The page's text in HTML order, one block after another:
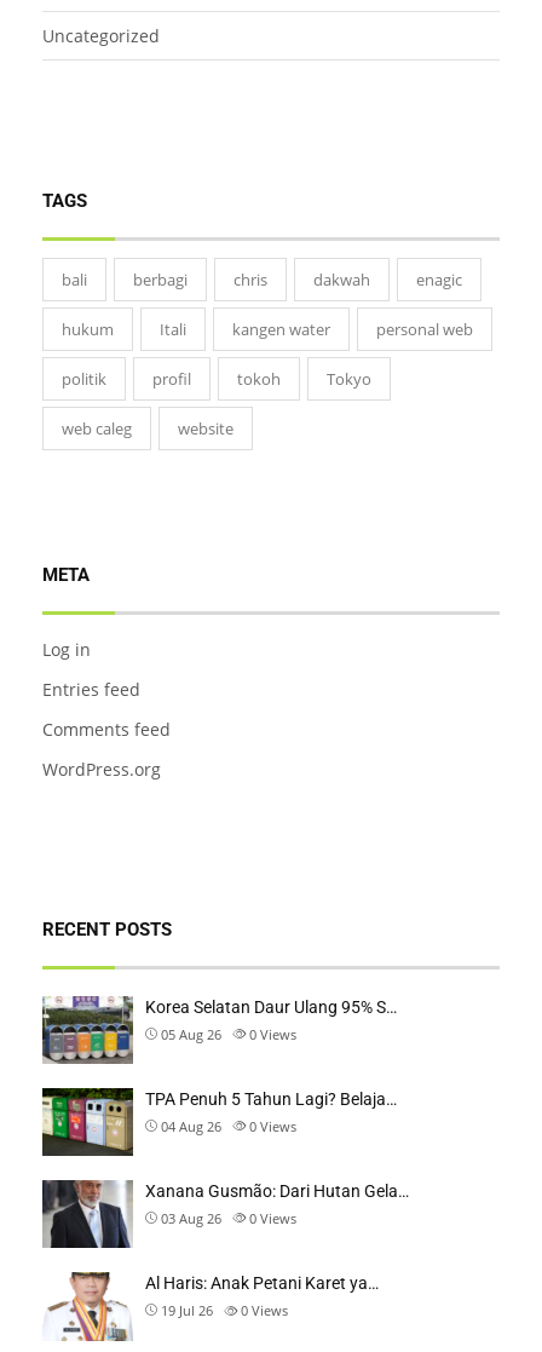
Uncategorized
TAGS
bali berbagi chris dakwah enagic
hukum Itali kangen water personal web
politik profil tokoh Tokyo
web caleg website
META
Log in
Entries feed
Comments feed
WordPress.org
RECENT POSTS
Korea Selatan Daur Ulang 95% S…
05 Aug 26 0 Views
TPA Penuh 5 Tahun Lagi? Belaja…
04 Aug 26 0 Views
Xanana Gusmão: Dari Hutan Gela…
03 Aug 26 0 Views
Al Haris: Anak Petani Karet ya…
19 Jul 26 0 Views